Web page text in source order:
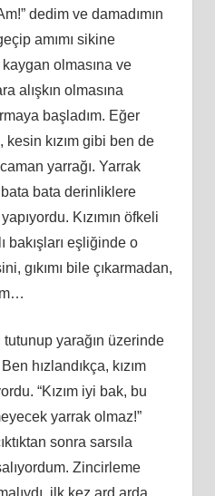
dedim ve damadımın
amımı sikine
kaygan olmasına ve
alışkın olmasına
başladım. Eğer
kızım gibi ben de
yarrağı. Yarrak
bata bata derinliklere
Kızımın öfkeli
bakışları eşliğinde o
gıkımı bile çıkarmadan,
tutunup yarağın üzerinde
hızlandıkça, kızım
“Kızım iyi bak, bu
yarrak olmaz!”
sonra sarsıla
Zincirleme
ilk kez ard arda